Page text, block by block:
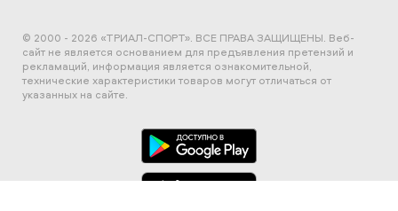
© 2000 - 2026 «ТРИАЛ-СПОРТ». ВСЕ ПРАВА ЗАЩИЩЕНЫ. Веб-
сайт не является основанием для предъявления претензий и
рекламаций, информация является ознакомительной,
технические характеристики товаров могут отличаться от
указанных на сайте.